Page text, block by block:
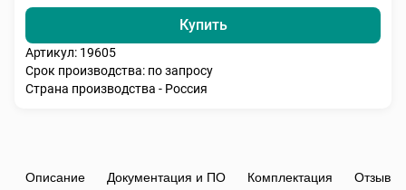
Купить
Артикул: 19605
Срок производства: по запросу
Страна производства - Россия
Описание Документация и ПО Комплектация Отзывы